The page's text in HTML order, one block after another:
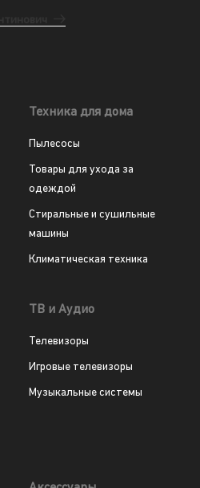
Техника для дома
Пылесосы
Товары для ухода за
одеждой
Стиральные и сушильные
машины
Климатическая техника
ТВ и Аудио
Телевизоры
Игровые телевизоры
Музыкальные системы